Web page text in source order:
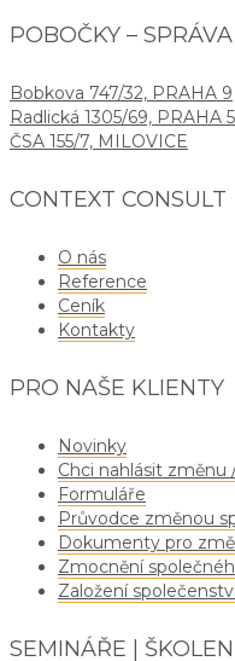
POBOČKY –
Bobkova 747/32, PRAHA 9
Radlická 1305/69, PRAHA 5
ČSA 155/7, MILOVICE
CONTEXT CONSULT
O nás
Reference
Ceník
Kontakty
PRO NAŠE KLIENTY
Novinky
Chci nahlásit změnu
Formuláře
Průvodce změnou
Dokumenty pro
Zmocnění
Založení
SEMINÁŘE |